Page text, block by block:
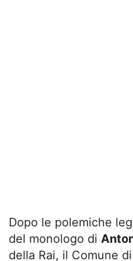
Dopo le polemiche
del monologo di
della Rai, il Comune